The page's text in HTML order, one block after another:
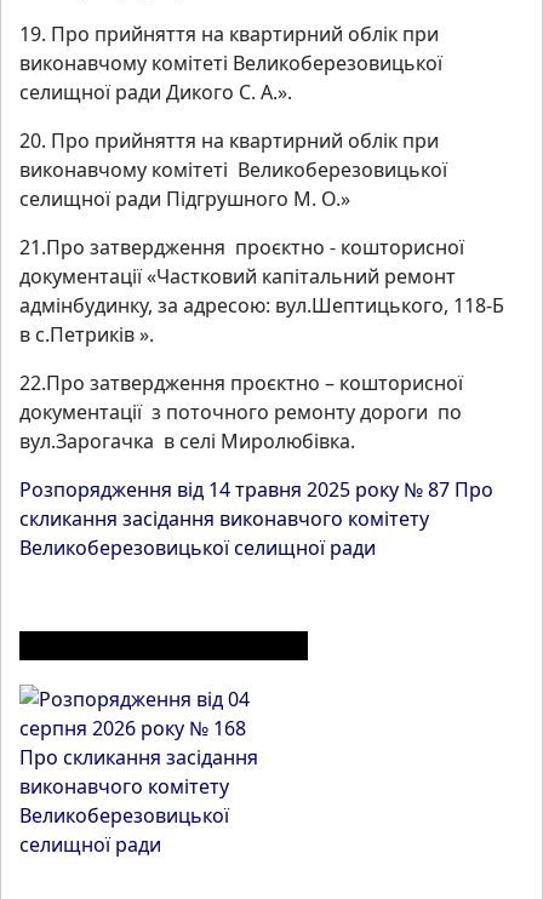
19. Про прийняття на квартирний облік при
виконавчому комітеті Великоберезовицької
селищної ради Дикого С. А.».
20. Про прийняття на квартирний облік при
виконавчому комітеті Великоберезовицької
селищної ради Підгрушного М. О.»
21.Про затвердження проєктно - кошторисної
документації «Частковий капітальний ремонт
адмінбудинку, за адресою: вул.Шептицького, 118-Б
в с.Петриків ».
22.Про затвердження проєктно – кошторисної
документації з поточного ремонту дороги по
вул.Зарогачка в селі Миролюбівка.
Розпорядження від 14 травня 2025 року № 87 Про
скликання засідання виконавчого комітету
Великоберезовицької селищної ради